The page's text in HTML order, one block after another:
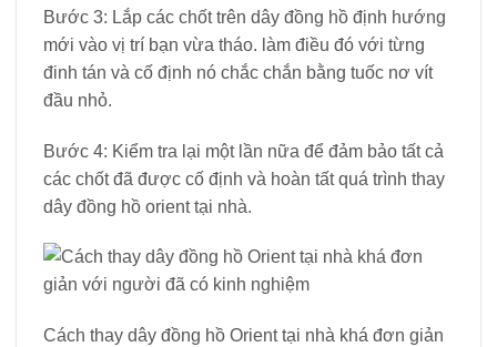
Bước 3: Lắp các chốt trên dây đồng hồ định hướng
mới vào vị trí bạn vừa tháo. làm điều đó với từng
đinh tán và cố định nó chắc chắn bằng tuốc nơ vít
đầu nhỏ.
Bước 4: Kiểm tra lại một lần nữa để đảm bảo tất cả
các chốt đã được cố định và hoàn tất quá trình thay
dây đồng hồ orient tại nhà.
Cách thay dây đồng hồ Orient tại nhà khá đơn giản